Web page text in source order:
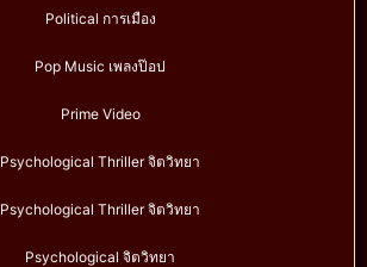
Political การเมือง
Pop Music เพลงป๊อป
Prime Video
Psychological Thriller จิตวิทยา
Psychological Thriller จิตวิทยา
Psychological จิตวิทยา